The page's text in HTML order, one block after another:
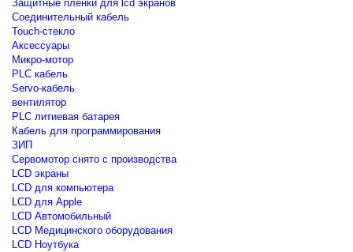
Защитные пленки для lcd экранов
Соединительный кабель
Touch-стекло
Аксессуары
Микро-мотор
PLC кабель
Servo-кабель
вентилятор
PLC литиевая батарея
Кабель для программирования
ЗИП
Сервомотор снято с производства
LCD экраны
LCD для компьютера
LCD для Apple
LCD Автомобильный
LCD Медицинского оборудования
LCD Ноутбука